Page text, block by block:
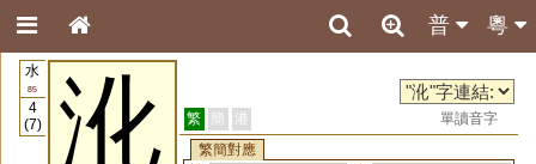
粵
普
水
85
4
(7)
沎 繁 簡 港
單讀音字
繁簡對應